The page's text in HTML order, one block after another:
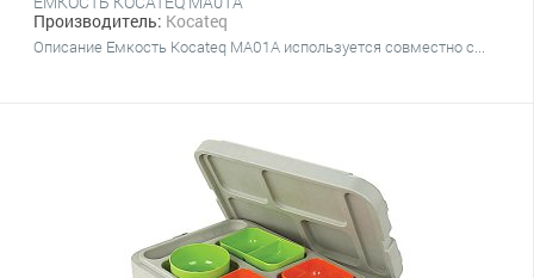
Производитель: Kocateq
Описание Емкость Kocateq MA01A используется совместно с...